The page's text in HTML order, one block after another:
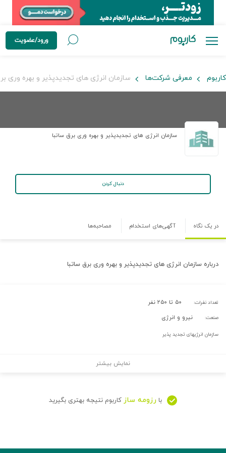
ورود/عضویت
کاربوم معرفی شرکت‌ها سازمان انرژی های تجدیدپذیر و بهره وری
سازمان انرژی های تجدیدپذیر و بهره وری برق ساتبا
دنبال کردن
در یک نگاه آگهی‌های استخدام مصاحبه‌ها
درباره سازمان انرژی های تجدیدپذیر و بهره وری برق ساتبا
تعداد نفرات: ۵۰ تا ۲۵۰ نفر
صنعت: نیرو و انرژی
سازمان انرژیهای تجدید پذیر
نمایش بیشتر
با رزومه ساز کاربوم نتیجه بهتری بگیرید